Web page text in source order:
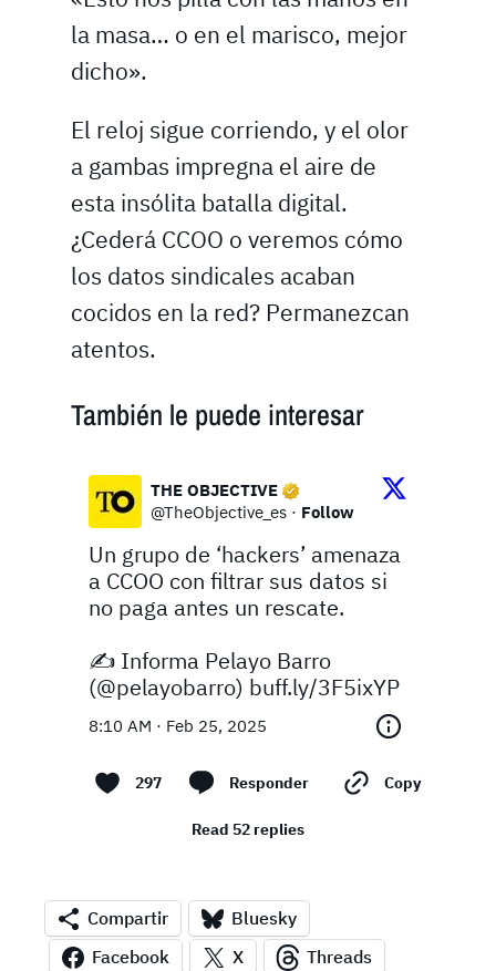
la masa… o en el marisco, mejor
dicho».
El reloj sigue corriendo, y el olor
a gambas impregna el aire de
esta insólita batalla digital.
¿Cederá CCOO o veremos cómo
los datos sindicales acaban
cocidos en la red? Permanezcan
atentos.
También le puede interesar
THE OBJECTIVE
@TheObjective_es · Follow
Un grupo de ‘hackers’ amenaza
a CCOO con filtrar sus datos si
no paga antes un rescate.
✍️ Informa Pelayo Barro
(@pelayobarro) buff.ly/3F5ixYP
8:10 AM · Feb 25, 2025
297 Responder Copy link
Read 52 replies
Compartir
Bluesky
Facebook
X
Threads